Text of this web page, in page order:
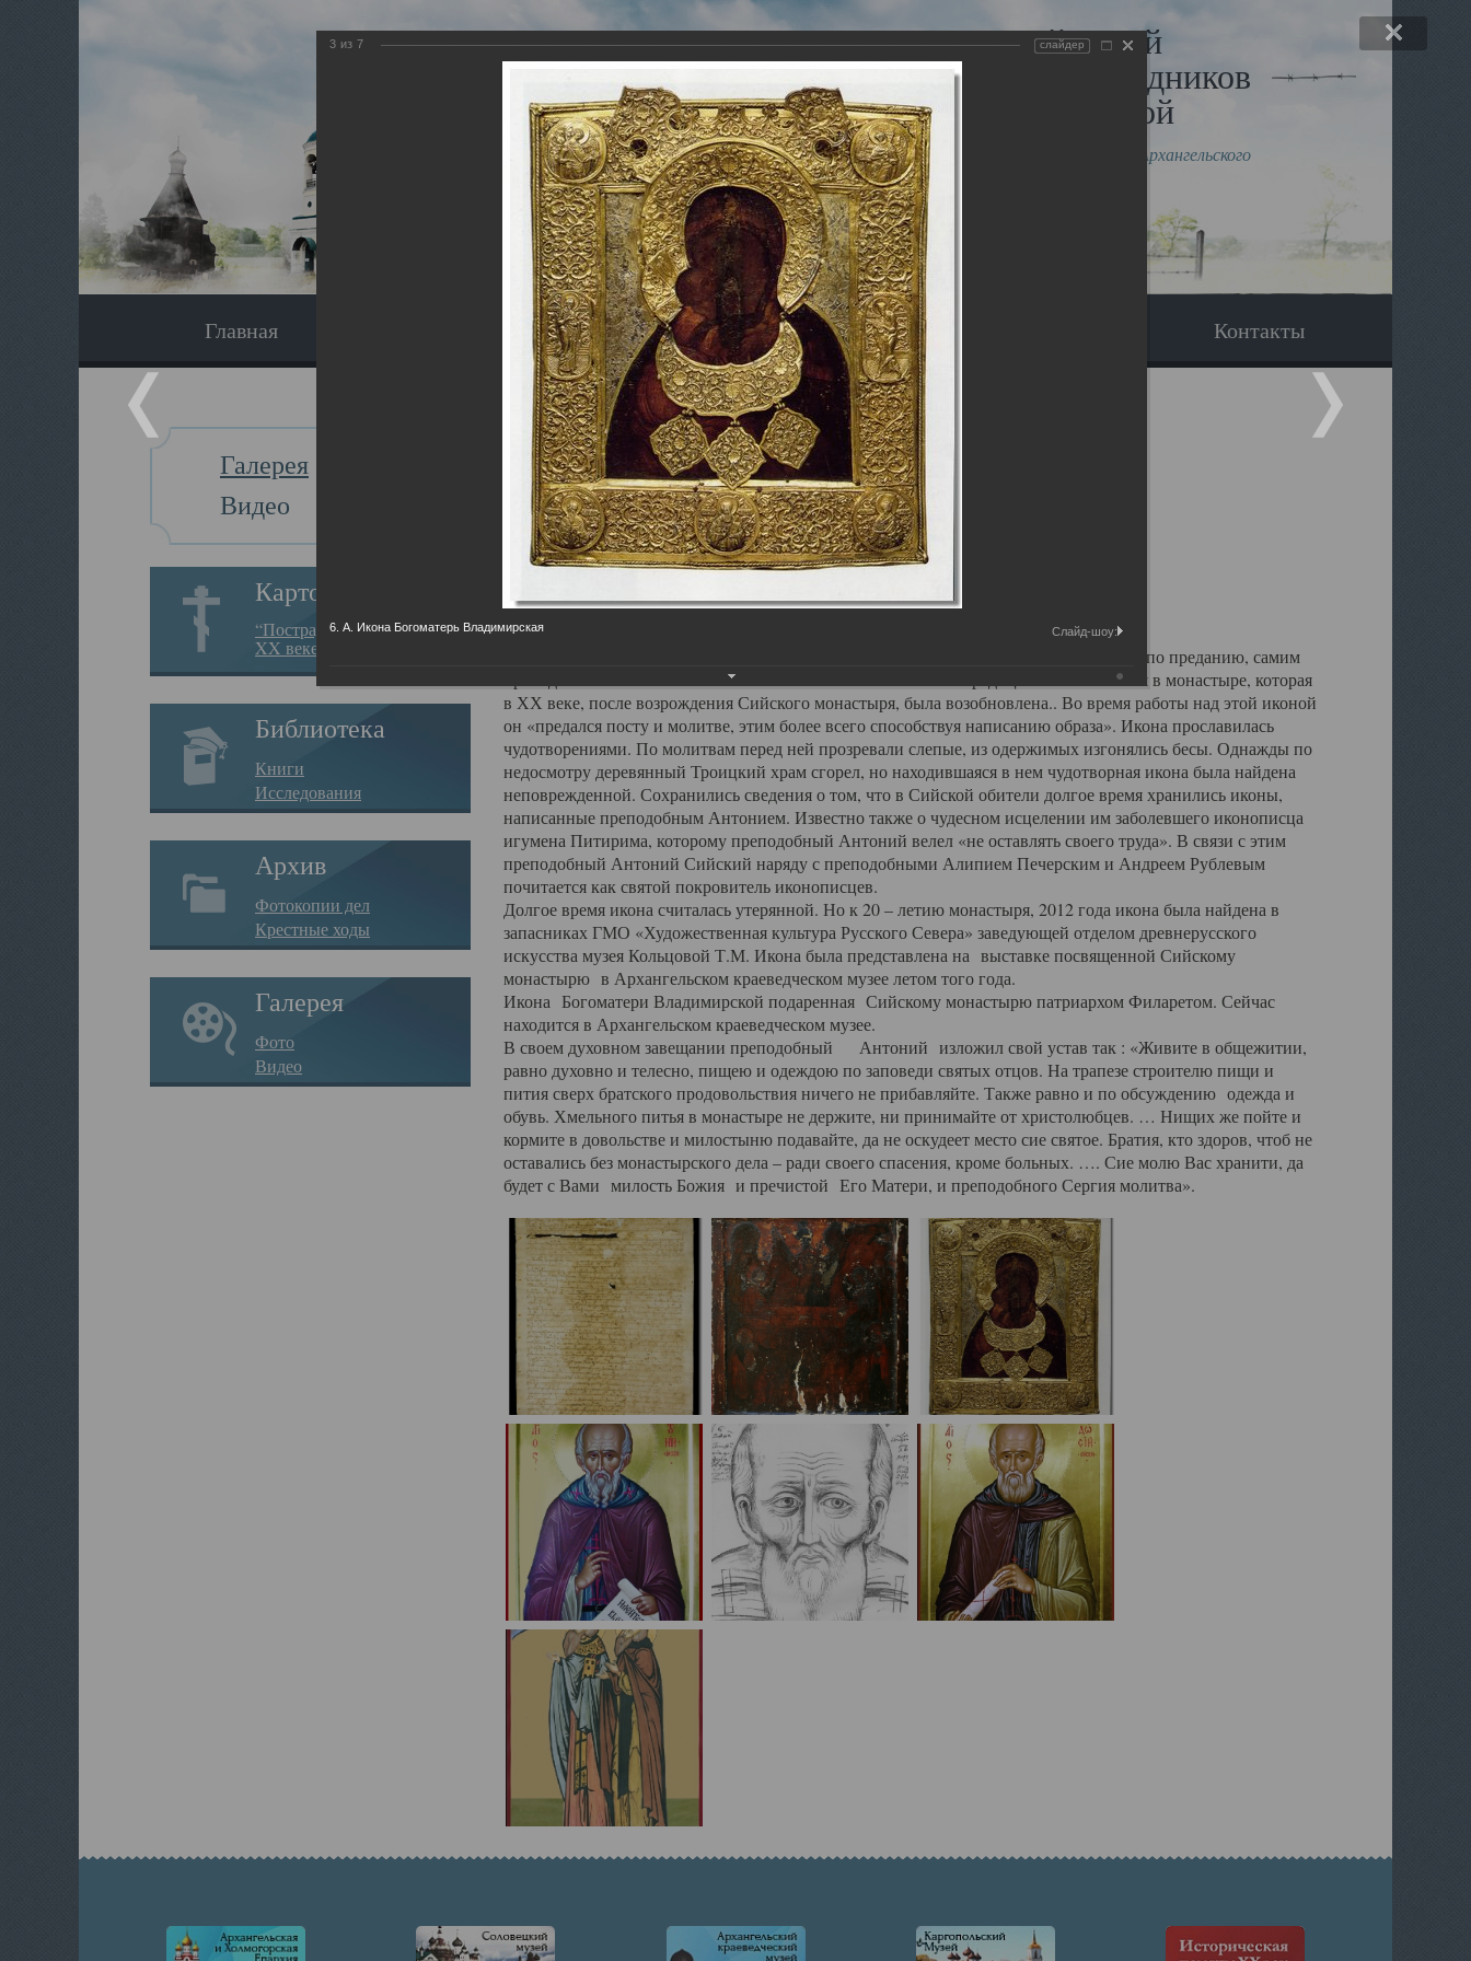
Виртуальный музей
Новомучеников и исповедников
Земли Архангельской
Сайт создан по благословлению митрополита Архангельского
и Холмогорского Даниила
Главная Наследники Галерея Контакты
Галерея
Видео
Картотека
“Пострадавшие за веру в
XX веке на Севере”
Библиотека
Книги
Исследования
Архив
Фотокопии дел
Крестные ходы
Галерея
Фото
Видео
Главная Галерея Монастыри-мученики Сийский монастырь. Святыни
Сийский монастырь. Святыни
Сийский монастырь. Святыни
05.10.2015
Главной святыней Сийского монастыря была икона Пресвятой Троицы, написанная, по преданию, самим
преподобным Антонием .Именно им было положено начало традиции иконописания в монастыре, которая
в ХХ веке, после возрождения Сийского монастыря, была возобновлена.. Во время работы над этой иконой
он «предался посту и молитве, этим более всего способствуя написанию образа». Икона прославилась
чудотворениями. По молитвам перед ней прозревали слепые, из одержимых изгонялись бесы. Однажды по
недосмотру деревянный Троицкий храм сгорел, но находившаяся в нем чудотворная икона была найдена
неповрежденной. Сохранились сведения о том, что в Сийской обители долгое время хранились иконы,
написанные преподобным Антонием. Известно также о чудесном исцелении им заболевшего иконописца
игумена Питирима, которому преподобный Антоний велел «не оставлять своего труда». В связи с этим
преподобный Антоний Сийский наряду с преподобными Алипием Печерским и Андреем Рублевым
почитается как святой покровитель иконописцев.
Долгое время икона считалась утерянной. Но к 20 – летию монастыря, 2012 года икона была найдена в
запасниках ГМО «Художественная культура Русского Севера» заведующей отделом древнерусского
искусства музея Кольцовой Т.М. Икона была представлена на выставке посвященной Сийскому
монастырю в Архангельском краеведческом музее летом того года.
Икона Богоматери Владимирской подаренная Сийскому монастырю патриархом Филаретом. Сейчас
находится в Архангельском краеведческом музее.
В своем духовном завещании преподобный Антоний изложил свой устав так : «Живите в общежитии,
равно духовно и телесно, пищею и одеждою по заповеди святых отцов. На трапезе строителю пищи и
пития сверх братского продовольствия ничего не прибавляйте. Также равно и по обсуждению одежда и
обувь. Хмельного питья в монастыре не держите, ни принимайте от христолюбцев. … Нищих же пойте и
кормите в довольстве и милостыню подавайте, да не оскудеет место сие святое. Братия, кто здоров, чтоб не
оставались без монастырского дела – ради своего спасения, кроме больных. …. Сие молю Вас хранити, да
будет с Вами милость Божия и пречистой Его Матери, и преподобного Сергия молитва».
3 из 7 слайдер
6. А. Икона Богоматерь Владимирская Слайд-шоу: